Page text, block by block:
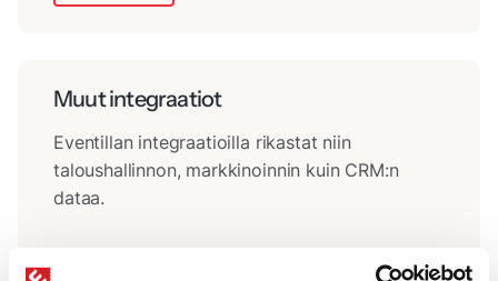
Muut integraatiot
Eventillan integraatioilla rikastat niin
taloushallinnon, markkinoinnin kuin CRM:n
dataa.